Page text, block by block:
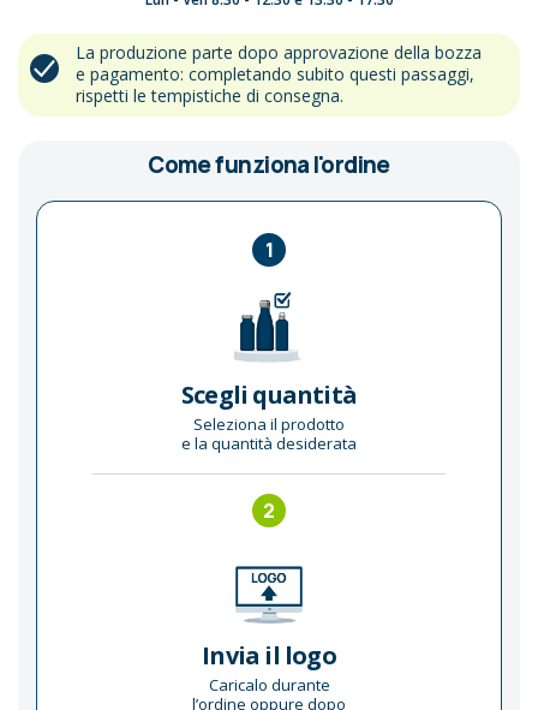
La produzione parte dopo approvazione della bozza
e pagamento: completando subito questi passaggi,
rispetti le tempistiche di consegna.
Come funziona l'ordine
1
Scegli quantità
Seleziona il prodotto
e la quantità desiderata
2
Invia il logo
Caricalo durante
l’ordine oppure dopo